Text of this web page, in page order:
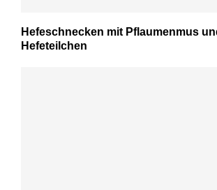
Hefeschnecken mit Pflaumenmus
Hefeteilchen